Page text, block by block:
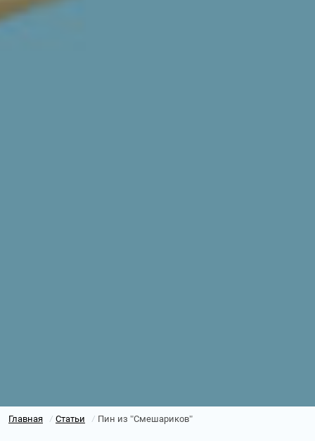
Главная / Статьи / Пин из "Смешариков"